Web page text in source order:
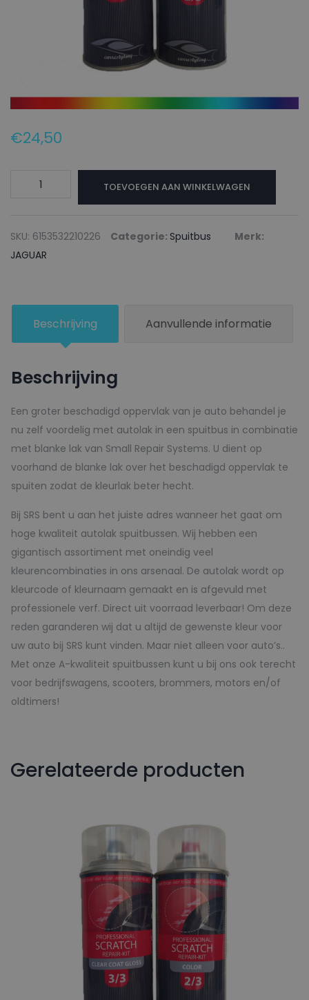
€24,50
JAGUAR
Blanke
lak
MAHOGANY
(BROWN
BRONZE)
150ml
TOEVOEGEN AAN WINKELWAGEN
SKU: 6153532210226 Categorie: Spuitbus
Merk:
JAGUAR
Beschrijving Aanvullende informatie
Beschrijving
Een groter beschadigd oppervlak van je auto behandel je
nu zelf voordelig met autolak in een spuitbus in combinatie
met blanke lak van Small Repair Systems. U dient op
voorhand de blanke lak over het beschadigd oppervlak te
spuiten zodat de kleurlak beter hecht.
Bij SRS bent u aan het juiste adres wanneer het gaat om
hoge kwaliteit autolak spuitbussen. Wij hebben een
gigantisch assortiment met oneindig veel
kleurencombinaties in ons arsenaal. De autolak wordt op
kleurcode of kleurnaam gemaakt en is afgevuld met
professionele verf. Direct uit voorraad leverbaar! Om deze
reden garanderen wij dat u altijd de gewenste kleur voor
uw auto bij SRS kunt vinden. Maar niet alleen voor auto’s..
Met onze A-kwaliteit spuitbussen kunt u bij ons ook terecht
voor bedrijfswagens, scooters, brommers, motors en/of
oldtimers!
Gerelateerde producten